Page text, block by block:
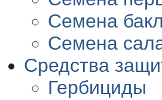
Семена
Семена
Средства
Гербициды